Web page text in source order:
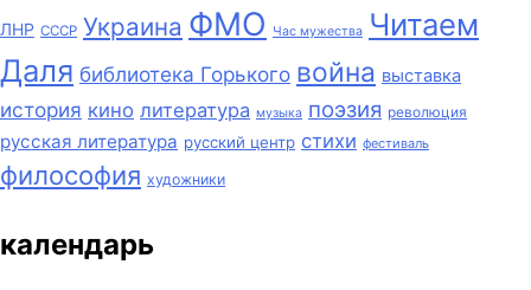
ЛНР СССР Украина ФМО Час мужества Читаем
Даля библиотека Горького война выставка
история кино литература музыка поэзия революция
русская литература русский центр стихи фестиваль
философия художники
календарь